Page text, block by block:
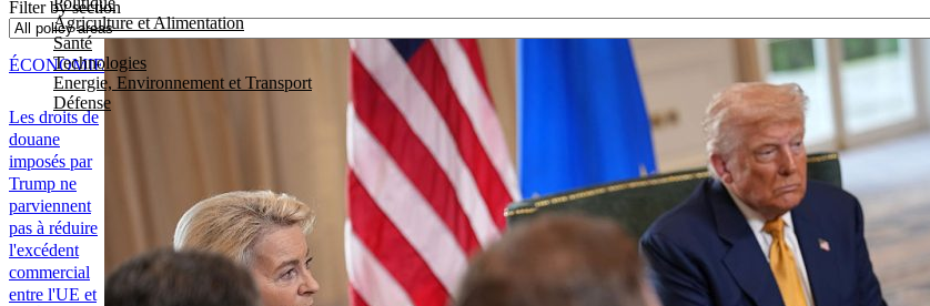
Agriculture et Alimentation
Santé
Technologies
Energie, Environnement et Transport
Défense
Filter by section
Les droits de
douane
imposés par
Trump ne
parviennent
pas à réduire
l'excédent
commercial
entre l'UE et
ÉCONOMIE